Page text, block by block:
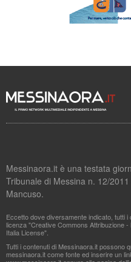
Messinaora.it è una testata
Tribunale di Messina n. 12/
Mancuso.
Eccetto dove diversamente indicato, tutti
licenza "Creative Commons Attribuzione
Italia License".
Tutti i contenuti di Messinaora.it possono
messinaora.it come fonte ed inserire un